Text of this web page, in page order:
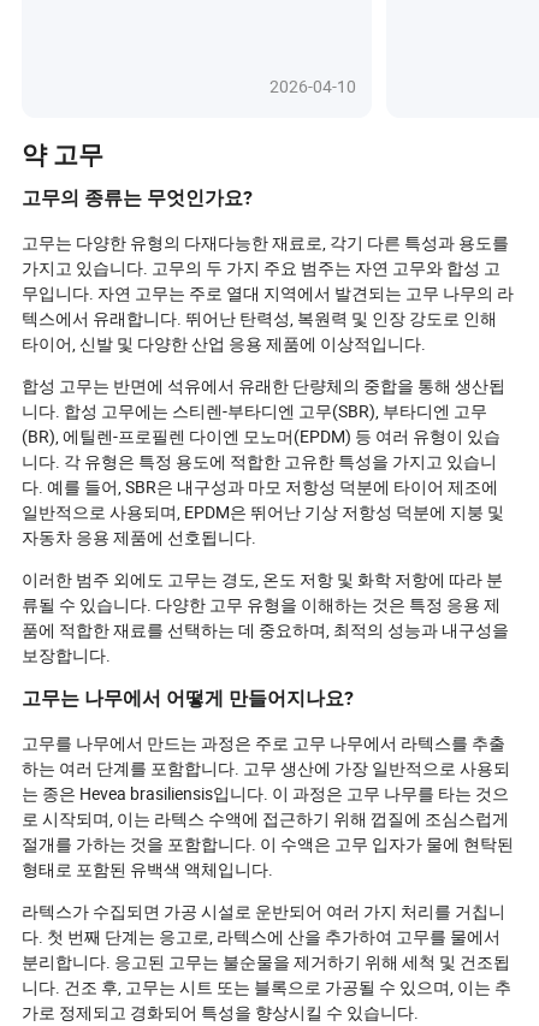
방지하는 것이 아니라 자동화를 가능
하게 하고, 지속 가능성을 높이며, 글로
습니다. 이러한 작은 부품들이 현대 기
술에 필수적인 이유는 무엇이며, 왜 주
요 제조업체들이 혁신을 위해 경쟁하
고 있을까요? 고무 씰이 내일의 산업
혁신에서 중요한 역할을 하는 이유와
올바른 씰을 조달하는 것이 다음 큰 프
로젝트의 성공 여부를 결정할 수 있는
이유를 알아보세요.
2026-04-10
책임의 상징으
이 겸손한 제품
어떻게 이끌고
나요?
약 고무
고무의 종류는 무엇인가요?
고무는 다양한 유형의 다재다능한 재료로, 각기 다른 특성과 용도를
가지고 있습니다. 고무의 두 가지 주요 범주는 자연 고무와 합성 고
무입니다. 자연 고무는 주로 열대 지역에서 발견되는 고무 나무의 라
텍스에서 유래합니다. 뛰어난 탄력성, 복원력 및 인장 강도로 인해
타이어, 신발 및 다양한 산업 응용 제품에 이상적입니다.
합성 고무는 반면에 석유에서 유래한 단량체의 중합을 통해 생산됩
니다. 합성 고무에는 스티렌-부타디엔 고무(SBR), 부타디엔 고무
(BR), 에틸렌-프로필렌 다이엔 모노머(EPDM) 등 여러 유형이 있습
니다. 각 유형은 특정 용도에 적합한 고유한 특성을 가지고 있습니
다. 예를 들어, SBR은 내구성과 마모 저항성 덕분에 타이어 제조에
일반적으로 사용되며, EPDM은 뛰어난 기상 저항성 덕분에 지붕 및
자동차 응용 제품에 선호됩니다.
이러한 범주 외에도 고무는 경도, 온도 저항 및 화학 저항에 따라 분
류될 수 있습니다. 다양한 고무 유형을 이해하는 것은 특정 응용 제
품에 적합한 재료를 선택하는 데 중요하며, 최적의 성능과 내구성을
보장합니다.
고무는 나무에서 어떻게 만들어지나요?
고무를 나무에서 만드는 과정은 주로 고무 나무에서 라텍스를 추출
하는 여러 단계를 포함합니다. 고무 생산에 가장 일반적으로 사용되
는 종은 Hevea brasiliensis입니다. 이 과정은 고무 나무를 타는 것으
로 시작되며, 이는 라텍스 수액에 접근하기 위해 껍질에 조심스럽게
절개를 가하는 것을 포함합니다. 이 수액은 고무 입자가 물에 현탁된
형태로 포함된 유백색 액체입니다.
라텍스가 수집되면 가공 시설로 운반되어 여러 가지 처리를 거칩니
다. 첫 번째 단계는 응고로, 라텍스에 산을 추가하여 고무를 물에서
분리합니다. 응고된 고무는 불순물을 제거하기 위해 세척 및 건조됩
니다. 건조 후, 고무는 시트 또는 블록으로 가공될 수 있으며, 이는 추
가로 정제되고 경화되어 특성을 향상시킬 수 있습니다.